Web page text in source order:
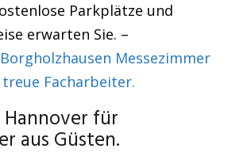
Parkplätze und
erwarten Sie. –
Messezimmer
Facharbeiter.
Hannover für
aus Güsten.